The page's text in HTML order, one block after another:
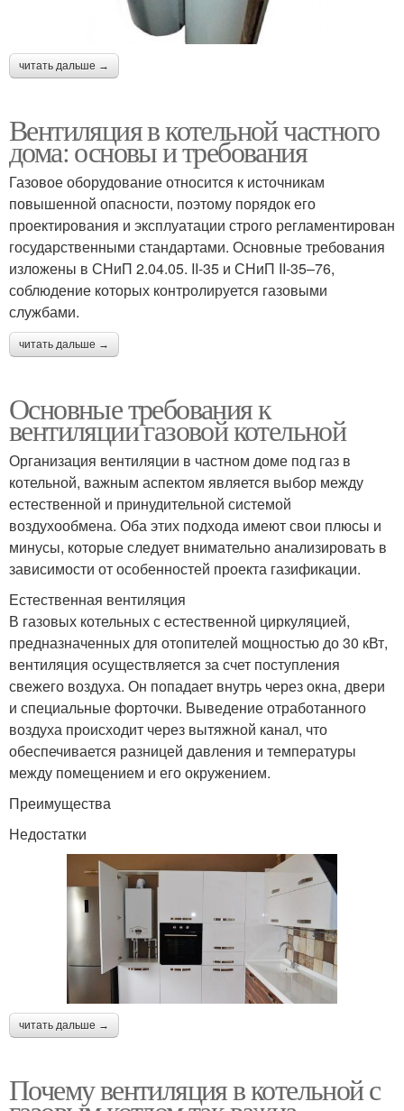
читать дальше →
Вентиляция в котельной частного
дома: основы и требования
Газовое оборудование относится к источникам
повышенной опасности, поэтому порядок его
проектирования и эксплуатации строго регламентирован
государственными стандартами. Основные требования
изложены в СНиП 2.04.05. II-35 и СНиП II-35–76,
соблюдение которых контролируется газовыми
службами.
читать дальше →
Основные требования к
вентиляции газовой котельной
Организация вентиляции в частном доме под газ в
котельной, важным аспектом является выбор между
естественной и принудительной системой
воздухообмена. Оба этих подхода имеют свои плюсы и
минусы, которые следует внимательно анализировать в
зависимости от особенностей проекта газификации.
Естественная вентиляция
В газовых котельных с естественной циркуляцией,
предназначенных для отопителей мощностью до 30 кВт,
вентиляция осуществляется за счет поступления
свежего воздуха. Он попадает внутрь через окна, двери
и специальные форточки. Выведение отработанного
воздуха происходит через вытяжной канал, что
обеспечивается разницей давления и температуры
между помещением и его окружением.
Преимущества
Недостатки
читать дальше →
Почему вентиляция в котельной с